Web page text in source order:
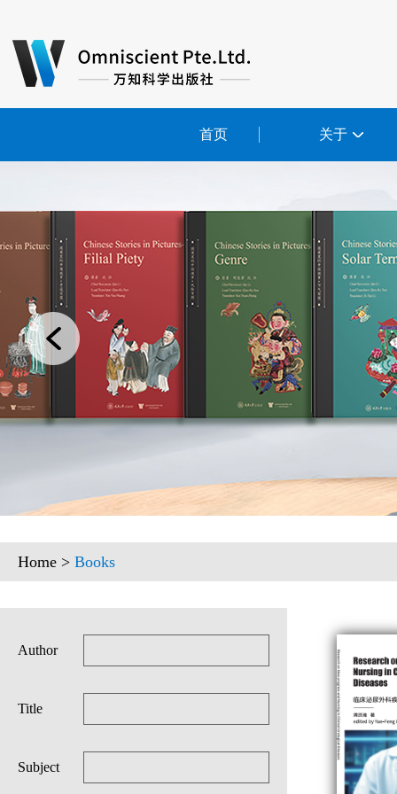
首页 关于
Home > Books
Author
Title
Subject